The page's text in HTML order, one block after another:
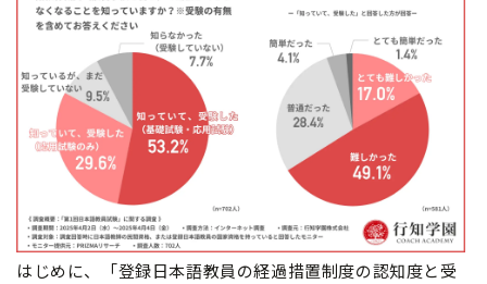
はじめに、「登録日本語教員の経過措置制度の認知度と受